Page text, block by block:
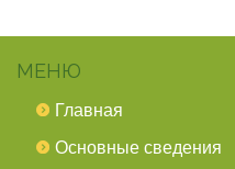
МЕНЮ
Главная
Основные сведения